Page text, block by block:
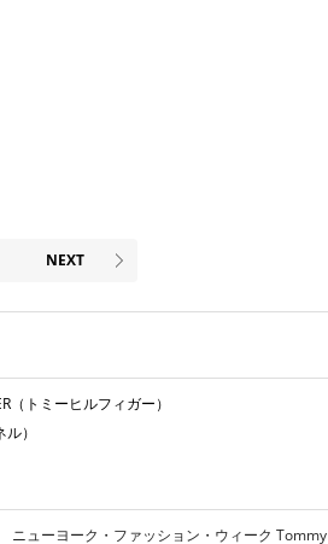
NEXT
（トミーヒルフィガー）
）
ニューヨーク・ファッション・ウィーク Tommy